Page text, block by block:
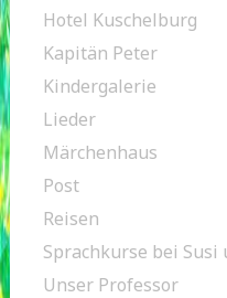
Hotel Kuschelburg
Kapitän Peter
Kindergalerie
Lieder
Märchenhaus
Post
Reisen
Sprachkurse bei Susi
Unser Professor